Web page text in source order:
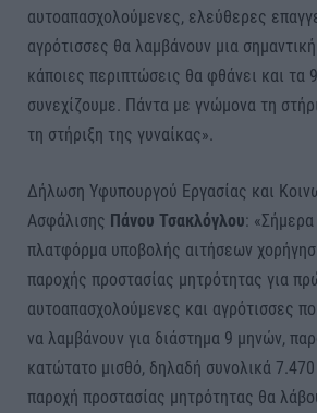
αυτοαπασχολούμενες, ελεύθερες
αγρότισσες θα λαμβάνουν μια
κάποιες περιπτώσεις θα φθάνει και τα
συνεχίζουμε. Πάντα με γνώμονα τη
τη στήριξη της γυναίκας».
Δήλωση Υφυπουργού Εργασίας και
Ασφάλισης Πάνου Τσακλόγλου: «Σήμερα
πλατφόρμα υποβολής αιτήσεων
παροχής προστασίας μητρότητας για
αυτοαπασχολούμενες και αγρότισσες
να λαμβάνουν για διάστημα 9 μηνών,
κατώτατο μισθό, δηλαδή συνολικά
παροχή προστασίας μητρότητας θα